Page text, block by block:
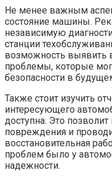
Не менее важным
состояние машины.
независимую
станции
возможность
проблемы, которые
безопасности в
Также стоит изучить
интересующего
доступна. Это
повреждения и
восстановительная
проблем было у
надежности.